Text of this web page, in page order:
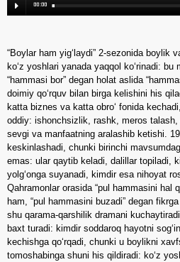
“Boylar ham yig‘laydi” 2-sezonida boylik
ko‘z yoshlari yanada yaqqol ko‘rinadi: bu
“hammasi bor” degan holat aslida
doimiy qo‘rquv bilan birga kelishini his
katta biznes va katta obro‘ fonida
oddiy: ishonchsizlik, rashk, meros
sevgi va manfaatning aralashib ketishi.
keskinlashadi, chunki birinchi
emas: ular qaytib keladi, dalillar topiladi,
yolg‘onga suyanadi, kimdir esa nihoyat
Qahramonlar orasida “pul hammasini hal
ham, “pul hammasini buzadi” degan
shu qarama-qarshilik dramani
baxt turadi: kimdir soddaroq hayotni
kechishga qo‘rqadi, chunki u boylikni
tomoshabinga shuni his qildiradi: ko‘z